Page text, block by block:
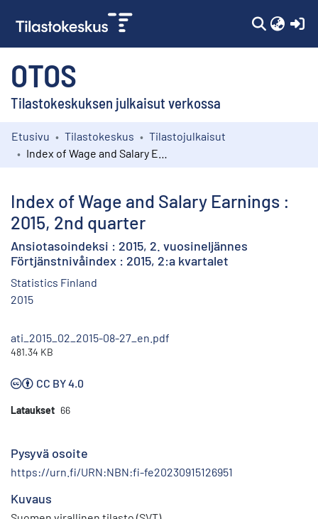
OTOS
Tilastokeskuksen julkaisut verkossa
Kokoelmat
Etusivu Tilastokeskus
Tilastojulkaisut
Index of Wage and Salary Earnings :
2015, 2nd quarter
Ansiotasoindeksi : 2015, 2. vuosineljännes
Förtjänstnivåindex : 2015, 2:a kvartalet
Statistics Finland
2015
ati_2015_02_2015-08-27_en.pdf
481.34 KB
CC BY 4.0
Lataukset 66
Pysyvä osoite
https://urn.fi/URN:NBN:fi-fe20230915126951
Kuvaus